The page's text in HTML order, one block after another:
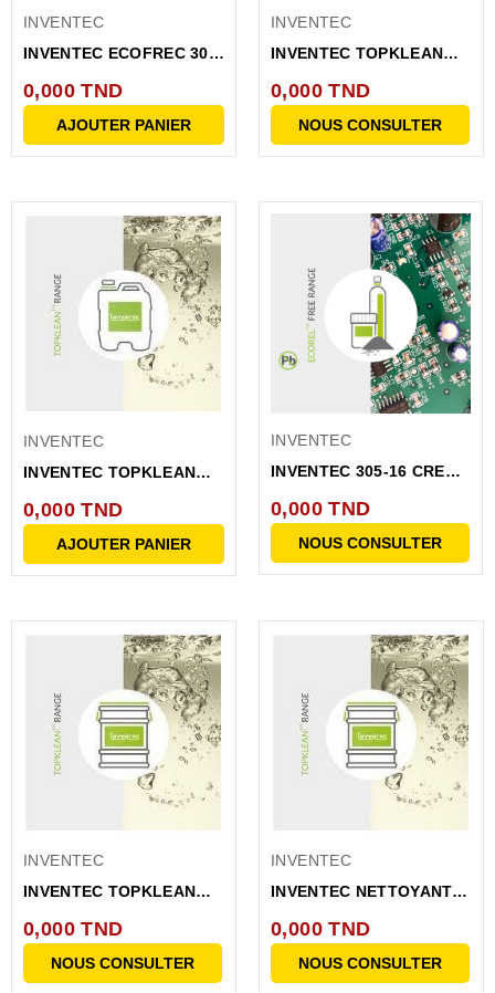
INVENTEC
INVENTEC ECOFREC 303
0,000 TND
AJOUTER PANIER
INVENTEC
INVENTEC TOPKLEAN
0,000 TND
NOUS CONSULTER
INVENTEC
INVENTEC TOPKLEAN
NETTOYAGE...
0,000 TND
AJOUTER PANIER
INVENTEC
INVENTEC 305-16 CREME
PLOMB...
0,000 TND
NOUS CONSULTER
INVENTEC
INVENTEC TOPKLEAN
FUT 200L
0,000 TND
NOUS CONSULTER
INVENTEC
INVENTEC NETTOYANT
MC...
0,000 TND
NOUS CONSULTER